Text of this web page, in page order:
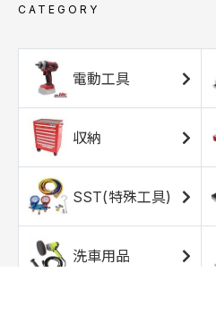
CATEGORY
電動工具
収納
SST(特殊工具)
洗車用品